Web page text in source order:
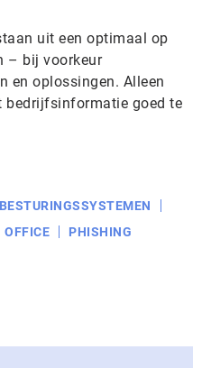
uit een optimaal op
– bij voorkeur
en oplossingen. Alleen
bedrijfsinformatie goed te
BESTURINGSSYSTEMEN
OFFICE PHISHING